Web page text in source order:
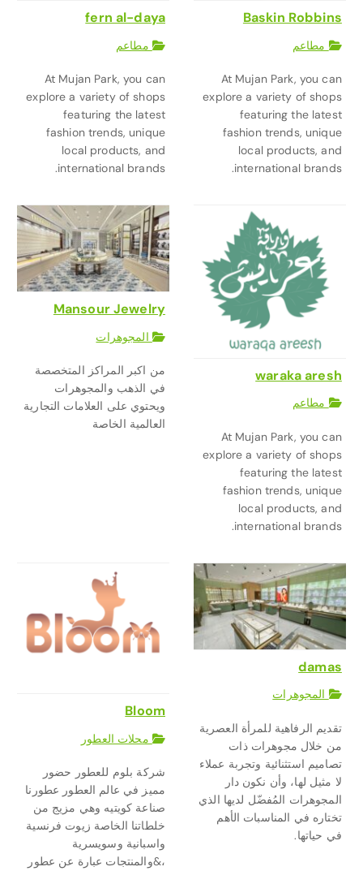
Baskin Robbins
مطاعم
At Mujan Park, you can
explore a variety of shops
featuring the latest
fashion trends, unique
local products, and
international brands.
fern al-daya
مطاعم
At Mujan Park, you can
explore a variety of shops
featuring the latest
fashion trends, unique
local products, and
international brands.
waraka aresh
مطاعم
At Mujan Park, you can
explore a variety of shops
featuring the latest
fashion trends, unique
local products, and
international brands.
Mansour Jewelry
المجوهرات
من اكبر المراكز المتخصصة
في الذهب والمجوهرات
ويحتوي على العلامات التجارية
العالمية الخاصة
damas
المجوهرات
تقديم الرفاهية للمرأة العصرية
من خلال مجوهرات ذات
تصاميم استثنائية وتجربة عملاء
لا مثيل لها، وأن نكون دار
المجوهرات المُفضّل لديها الذي
تختاره في المناسبات الأهم
في حياتها.
Bloom
محلات العطور
شركة بلوم للعطور حضور
مميز في عالم العطور عطورنا
صناعة كويتيه وهي مزيج من
خلطاتنا الخاصة زيوت فرنسية
واسبانية وسويسرية
،&والمنتجات عبارة عن عطور